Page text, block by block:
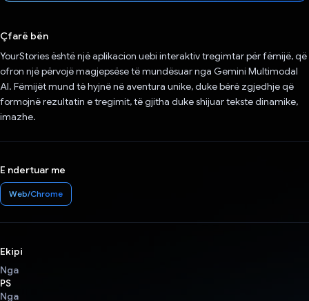
Çfarë bën
YourStories është një aplikacion uebi interaktiv tregimtar për fëmijë, që
ofron një përvojë magjepsëse të mundësuar nga Gemini Multimodal
AI. Fëmijët mund të hyjnë në aventura unike, duke bërë zgjedhje që
formojnë rezultatin e tregimit, të gjitha duke shijuar tekste dinamike,
imazhe.
E ndertuar me
Web/Chrome
Ekipi
Nga
PS
Nga